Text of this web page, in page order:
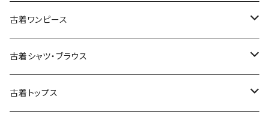
古着ワンピース
古着長袖ワンピース
古着半袖ワンピース
古着シャツ・ブラウス
古着長袖シャツ・ブラウス
古着トップス